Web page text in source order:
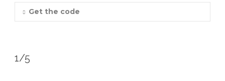
Get the code
1/5